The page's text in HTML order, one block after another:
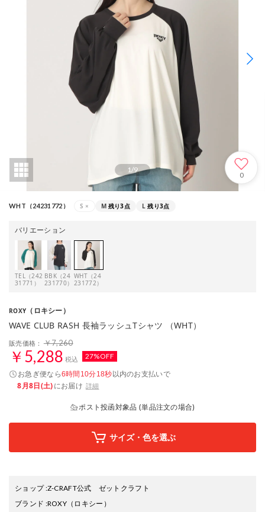
1/9
0
WHT（24231772） S × M 残り3点 L 残り3点
バリエーション
TEL（242
31771）
BBK（24
231770）
WHT（24
231772）
ROXY （ロキシー）
WAVE CLUB RASH 長袖ラッシュTシャツ （WHT）
販売価格： ￥7,260
￥5,288 税込 27%OFF
お急ぎ便なら6時間10分18秒以内のお支払いで
8月8日(土)にお届け 詳細
ポスト投函対象品 (単品注文の場合)
サイズ・色を選ぶ
ショップ:Z-CRAFT公式 ゼットクラフト
ブランド :ROXY （ロキシー）